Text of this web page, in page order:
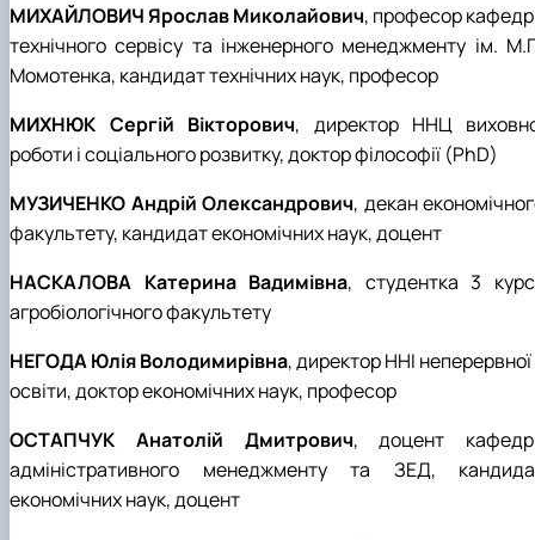
МИХАЙЛОВИЧ Ярослав Миколайович, професор
технічного сервісу та інженерного менеджменту ім.
Момотенка, кандидат технічних наук, професор
МИХНЮК Сергій Вікторович, директор ННЦ
роботи і соціального розвитку, доктор філософії (PhD)
МУЗИЧЕНКО Андрій Олександрович, декан
факультету, кандидат економічних наук, доцент
НАСКАЛОВА Катерина Вадимівна, студентка 3
агробіологічного факультету
НЕГОДА Юлія Володимирівна, директор ННІ неперервної
освіти, доктор економічних наук, професор
ОСТАПЧУК Анатолій Дмитрович,доцент
адміністративного менеджменту та ЗЕД,
економічних наук, доцент